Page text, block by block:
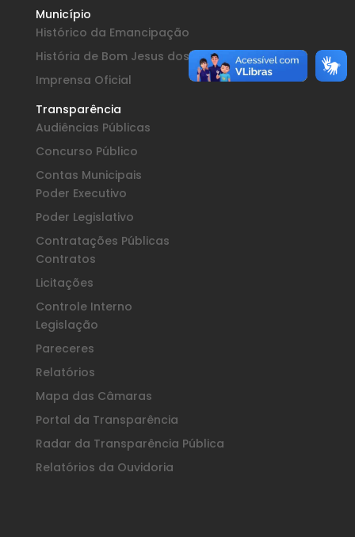
Município
Histórico da Emancipação
História de Bom Jesus dos Perdões
Imprensa Oficial
Transparência
Audiências Públicas
Concurso Público
Contas Municipais
Poder Executivo
Poder Legislativo
Contratações Públicas
Contratos
Licitações
Controle Interno
Legislação
Pareceres
Relatórios
Mapa das Câmaras
Portal da Transparência
Radar da Transparência Pública
Relatórios da Ouvidoria